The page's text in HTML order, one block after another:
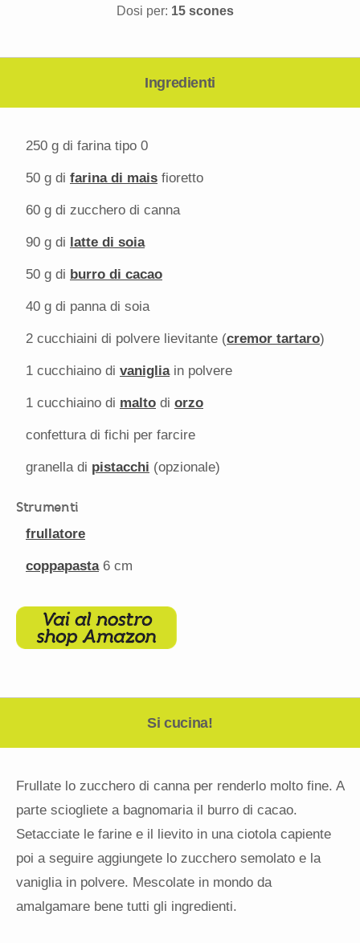
Dosi per: 15 scones
Ingredienti
250 g di farina tipo 0
50 g di farina di mais fioretto
60 g di zucchero di canna
90 g di latte di soia
50 g di burro di cacao
40 g di panna di soia
2 cucchiaini di polvere lievitante (cremor tartaro)
1 cucchiaino di vanigliain polvere
1 cucchiaino di malto di orzo
confettura di fichi per farcire
granella di pistacchi (opzionale)
Strumenti
frullatore
coppapasta 6 cm
Si cucina!
Frullate lo zucchero di canna per renderlo molto fine. A
parte sciogliete a bagnomaria il burro di cacao.
Setacciate le farine e il lievito in una ciotola capiente
poi a seguire aggiungete lo zucchero semolato e la
vaniglia in polvere. Mescolate in mondo da
amalgamare bene tutti gli ingredienti.